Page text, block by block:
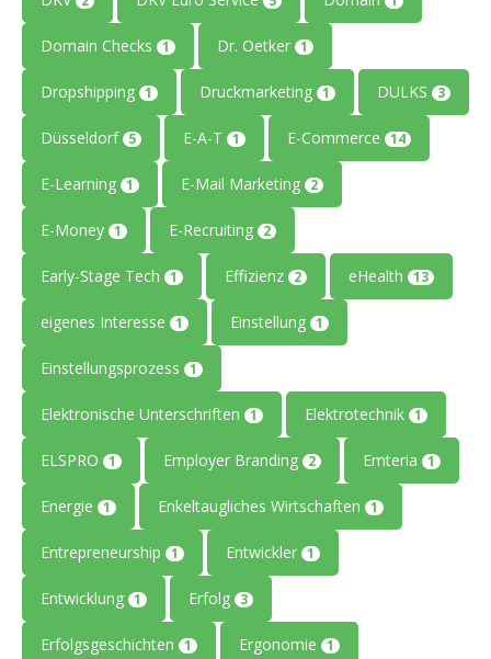
Domain Checks 1 Dr. Oetker 1
Dropshipping 1 Druckmarketing 1 DULKS 3
Düsseldorf 5 E-A-T 1 E-Commerce 14
E-Learning 1 E-Mail Marketing 2
E-Money 1 E-Recruiting 2
Early-Stage Tech 1 Effizienz 2 eHealth 13
eigenes Interesse 1 Einstellung 1
Einstellungsprozess 1
Elektronische Unterschriften 1 Elektrotechnik 1
ELSPRO 1 Employer Branding 2 Emteria 1
Energie 1 Enkeltaugliches Wirtschaften 1
Entrepreneurship 1 Entwickler 1
Entwicklung 1 Erfolg 3
Erfolgsgeschichten 1 Ergonomie 1